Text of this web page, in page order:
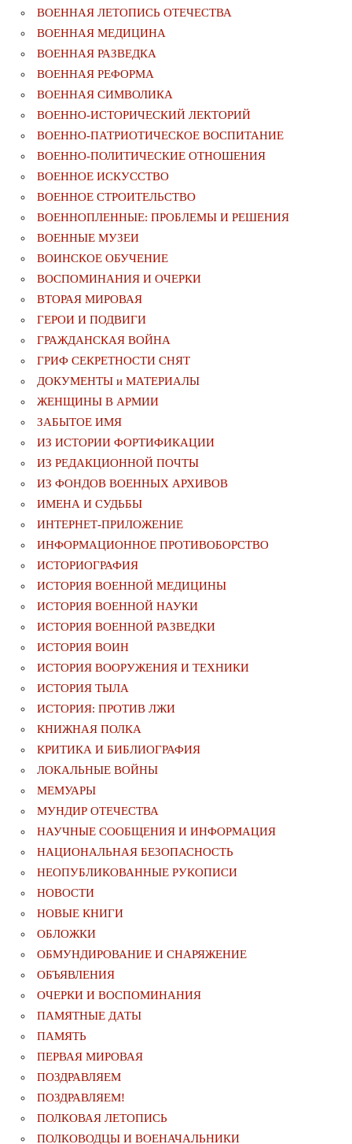
ВОЕННАЯ ЛЕТОПИСЬ ОТЕЧЕСТВА
ВОЕННАЯ МЕДИЦИНА
ВОЕННАЯ РАЗВЕДКА
ВОЕННАЯ РЕФОРМА
ВОЕННАЯ СИМВОЛИКА
ВОЕННО-ИСТОРИЧЕСКИЙ ЛЕКТОРИЙ
ВОЕННО-ПАТРИОТИЧЕСКОЕ ВОСПИТАНИЕ
ВОЕННО-ПОЛИТИЧЕСКИE ОТНОШЕНИЯ
ВОЕННОЕ ИСКУССТВО
ВОЕННОЕ СТРОИТЕЛЬСТВО
ВОЕННОПЛЕННЫЕ: ПРОБЛЕМЫ И РЕШЕНИЯ
ВОЕННЫЕ МУЗЕИ
ВОИНСКОЕ ОБУЧЕНИЕ
ВОСПОМИНАНИЯ И ОЧЕРКИ
ВТОРАЯ МИРОВАЯ
ГЕРОИ И ПОДВИГИ
ГРАЖДАНСКАЯ ВОЙНА
ГРИФ СЕКРЕТНОСТИ СНЯТ
ДОКУМЕНТЫ и МАТЕРИАЛЫ
ЖЕНЩИНЫ В АРМИИ
ЗАБЫТОЕ ИМЯ
ИЗ ИСТОРИИ ФОРТИФИКАЦИИ
ИЗ РЕДАКЦИОННОЙ ПОЧТЫ
ИЗ ФОНДОВ ВОЕННЫХ АРХИВОВ
ИМЕНА И СУДЬБЫ
ИНТЕРНЕТ-ПРИЛОЖЕНИЕ
ИНФОРМАЦИОННОЕ ПРОТИВОБОРСТВО
ИСТОРИОГРАФИЯ
ИСТОРИЯ ВОЕННОЙ МЕДИЦИНЫ
ИСТОРИЯ ВОЕННОЙ НАУКИ
ИСТОРИЯ ВОЕННОЙ РАЗВЕДКИ
ИСТОРИЯ ВОИН
ИСТОРИЯ ВООРУЖЕНИЯ И ТЕХНИКИ
ИСТОРИЯ ТЫЛА
ИСТОРИЯ: ПРОТИВ ЛЖИ
КНИЖНАЯ ПОЛКА
КРИТИКА И БИБЛИОГРАФИЯ
ЛОКАЛЬНЫЕ ВОЙНЫ
МЕМУАРЫ
МУНДИР ОТЕЧЕСТВА
НАУЧНЫЕ СООБЩЕНИЯ И ИНФОРМАЦИЯ
НАЦИОНАЛЬНАЯ БЕЗОПАСНОСТЬ
НЕОПУБЛИКОВАННЫЕ РУКОПИСИ
НОВОСТИ
НОВЫЕ КНИГИ
ОБЛОЖКИ
ОБМУНДИРОВАНИЕ И СНАРЯЖЕНИЕ
ОБЪЯВЛЕНИЯ
ОЧЕРКИ И ВОСПОМИНАНИЯ
ПАМЯТНЫЕ ДАТЫ
ПАМЯТЬ
ПЕРВАЯ МИРОВАЯ
ПОЗДРАВЛЯЕМ
ПОЗДРАВЛЯЕМ!
ПОЛКОВАЯ ЛЕТОПИСЬ
ПОЛКОВОДЦЫ И ВОЕНАЧАЛЬНИКИ